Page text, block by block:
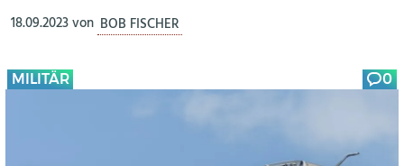
AERO-KULTUR
18.09.2023von BOB FISCHER
MILITÄR 0